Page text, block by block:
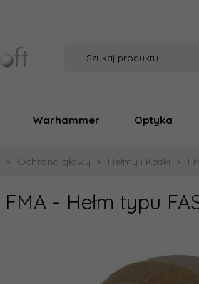
Warhammer Optyka
Ochrona głowy Hełmy i Kaski
FMA - Hełm typu